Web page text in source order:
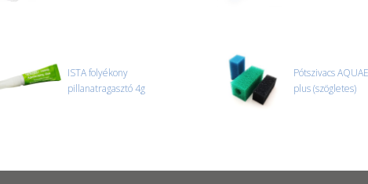
ISTA folyékony
pillanatragasztó 4g
Pótszivacs
plus (szögletes)